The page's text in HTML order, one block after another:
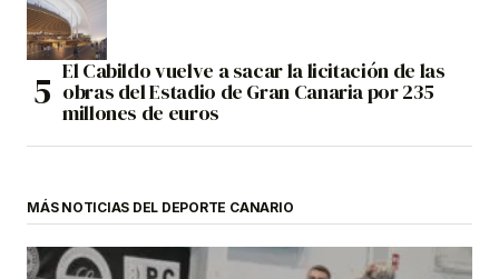
El Cabildo vuelve a sacar la licitación de las
obras del Estadio de Gran Canaria por 235
millones de euros
MÁS NOTICIAS DEL DEPORTE CANARIO